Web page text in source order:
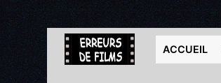
ACCUEIL